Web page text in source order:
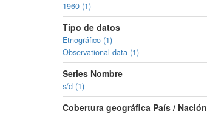
1960 (1)
Tipo de datos
Etnográfico (1)
Observational data (1)
Series Nombre
s/d (1)
Cobertura geográfica País / Nación